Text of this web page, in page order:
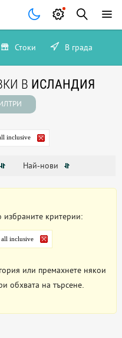
Стоки В града
В ИСЛАНДИЯ
inclusive
Най-нови
критерии:
inclusive
или премахнете някои
обхвата на търсене.